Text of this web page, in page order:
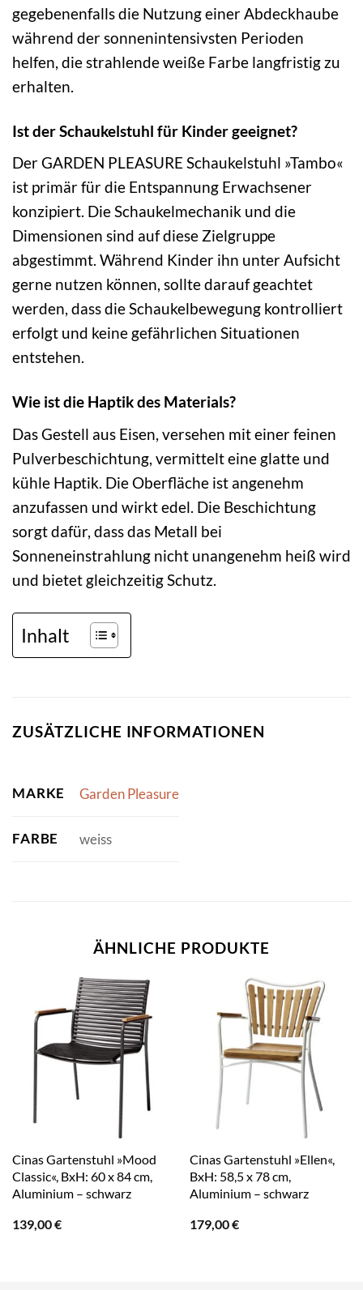
gegebenenfalls die Nutzung einer Abdeckhaube
während der sonnenintensivsten Perioden
helfen, die strahlende weiße Farbe langfristig zu
erhalten.
Ist der Schaukelstuhl für Kinder geeignet?
Der GARDEN PLEASURE Schaukelstuhl »Tambo«
ist primär für die Entspannung Erwachsener
konzipiert. Die Schaukelmechanik und die
Dimensionen sind auf diese Zielgruppe
abgestimmt. Während Kinder ihn unter Aufsicht
gerne nutzen können, sollte darauf geachtet
werden, dass die Schaukelbewegung kontrolliert
erfolgt und keine gefährlichen Situationen
entstehen.
Wie ist die Haptik des Materials?
Das Gestell aus Eisen, versehen mit einer feinen
Pulverbeschichtung, vermittelt eine glatte und
kühle Haptik. Die Oberfläche ist angenehm
anzufassen und wirkt edel. Die Beschichtung
sorgt dafür, dass das Metall bei
Sonneneinstrahlung nicht unangenehm heiß wird
und bietet gleichzeitig Schutz.
Inhalt
ZUSÄTZLICHE INFORMATIONEN
MARKE Garden Pleasure
FARBE weiss
ÄHNLICHE PRODUKTE
Cinas Gartenstuhl »Mood
Classic«, BxH: 60 x 84 cm,
Aluminium – schwarz
139,00€
Cinas Gartenstuhl »Ellen«,
BxH: 58,5 x 78 cm,
Aluminium – schwarz
179,00€